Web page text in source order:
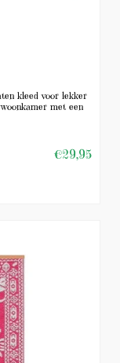
kleed voor lekker
met een
€29,95